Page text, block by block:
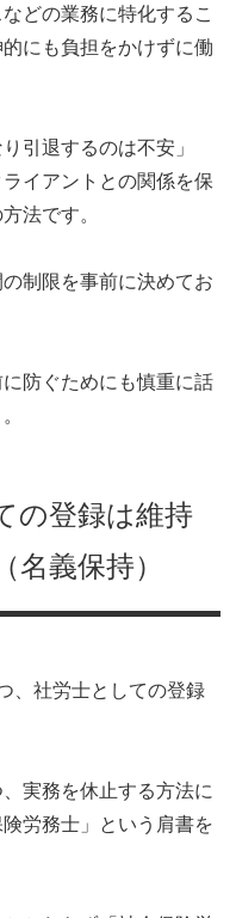
どの業務に特化するこ
にも負担をかけずに働
引退するのは不安」
イアントとの関係を保
法です。
制限を事前に決めてお
防ぐためにも慎重に話
の登録は維持
名義保持）
、社労士としての登録
実務を休止する方法に
労務士」という肩書を